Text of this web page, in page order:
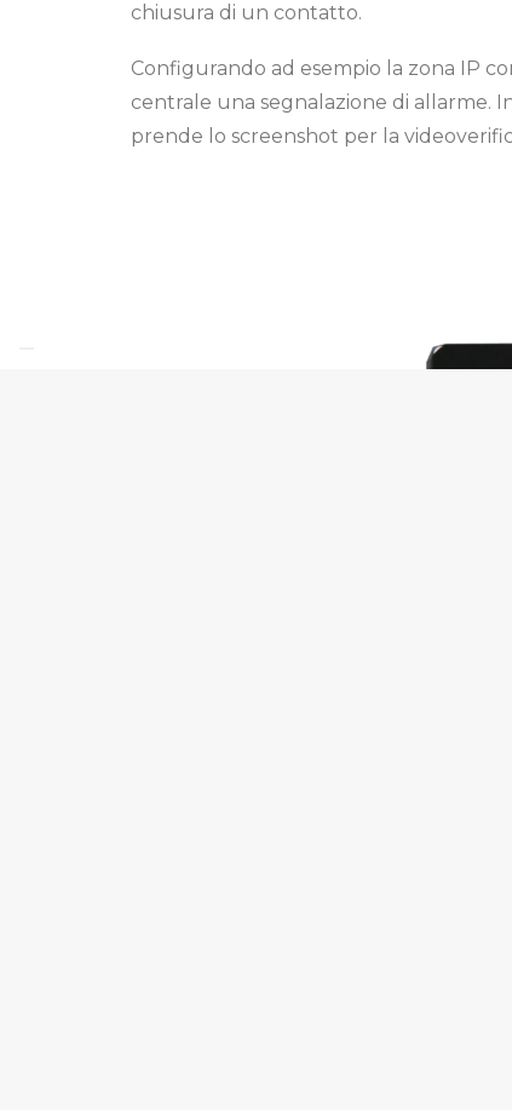
chiusura di un contatto.
Configurando ad esempio la zona IP
centrale una segnalazione di allarme.
prende lo screenshot per la